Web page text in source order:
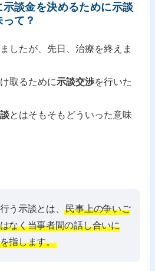
談金を決めるために示談
って？
したが、先日、治療を終えま
取るために示談交渉を行いた
とはそもそもどういった意味
う示談とは、民事上の争いご
なく当事者間の話し合いに
指します。